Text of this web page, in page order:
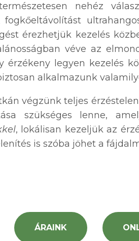
nehéz
fogkőeltávolítást
érezhetjük kezelés
véve az
érzékeny legyen kezelés
alkalmazunk
végzünk teljes
szükséges lenne,
, lokálisan kezeljük az
is szóba jöhet a
ÁRAINK